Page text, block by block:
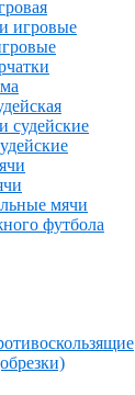
игровые
судейские
мячи
футбола